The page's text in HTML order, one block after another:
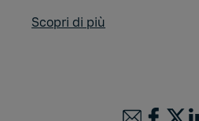
Scopri di più